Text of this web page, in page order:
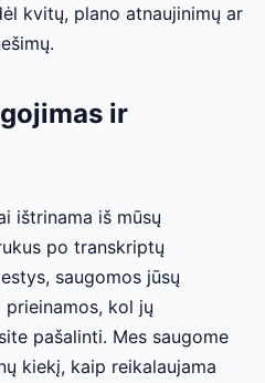
kvitų, plano atnaujinimų ar
ir
ištrinama iš mūsų
po transkriptų
saugomos jūsų
kol jų
pašalinti. Mes saugome
kiekį, kaip reikalaujama